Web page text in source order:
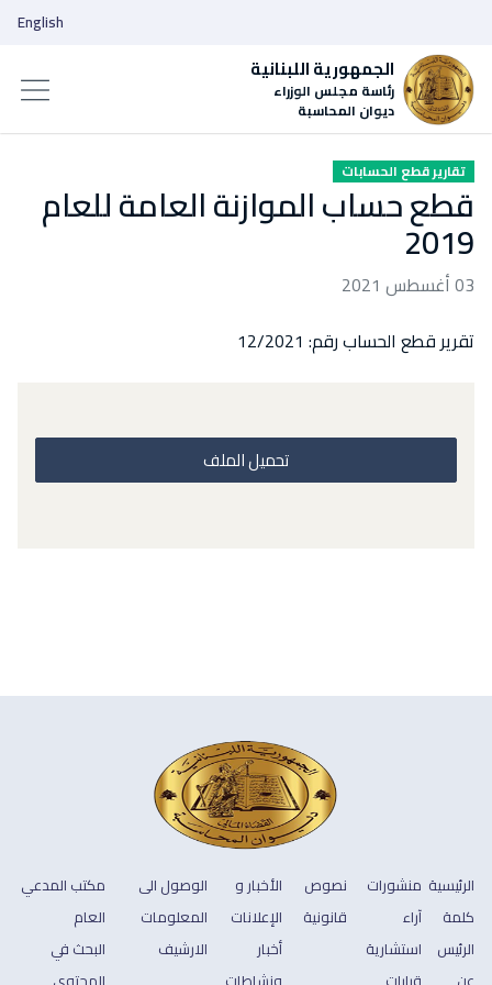
الجمهورية اللبنانية
رئاسة مجلس الوزراء
ديوان المحاسبة
English
تقارير قطع الحسابات
قطع حساب الموازنة العامة للعام
2019
03 أغسطس 2021
تقرير قطع الحساب رقم: 12/2021
تحميل الملف
الرئيسية
كلمة
الرئيس
منشورات
آراء
استشارية
نصوص
قانونية
الأخبار و
الإعلانات
أخبار
الوصول الى
المعلومات
الارشيف
مكتب المدعي
العام
البحث في